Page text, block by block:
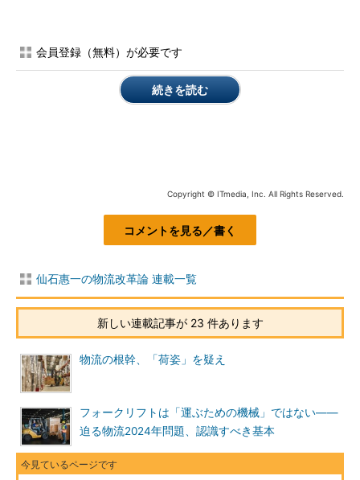
会員登録（無料）が必要です
続きを読む
Copyright © ITmedia, Inc. All Rights Reserved.
コメントを見る／書く
仙石惠一の物流改革論 連載一覧
新しい連載記事が 23 件あります
物流の根幹、「荷姿」を疑え
フォークリフトは「運ぶための機械」ではない――
迫る物流2024年問題、認識すべき基本